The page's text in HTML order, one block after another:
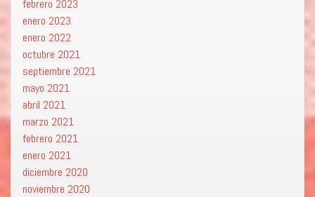
febrero 2023
enero 2023
enero 2022
octubre 2021
septiembre 2021
mayo 2021
abril 2021
marzo 2021
febrero 2021
enero 2021
diciembre 2020
noviembre 2020